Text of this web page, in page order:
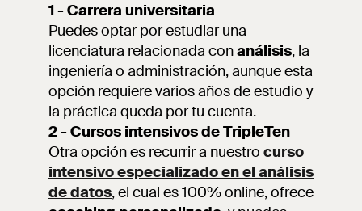
1 - Carrera universitaria
Puedes optar por estudiar una
licenciatura relacionada conanálisis, la
ingeniería o administración, aunque esta
opción requiere varios años de estudio y
la práctica queda por tu cuenta.
2 - Cursos intensivos de TripleTen
Otra opción es recurrir a nuestro curso
intensivo especializado en el análisis
de datos, el cual es 100% online, ofrece